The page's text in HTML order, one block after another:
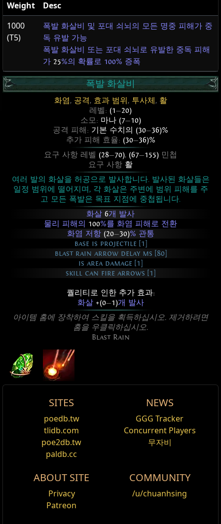
Weight
Desc
1000
(T5)
폭발 화살비 및 포대 쇠뇌의 모든 명중 피해가 중
독 유발 가능
폭발 화살비 또는 포대 쇠뇌로 유발한 중독 피해
가 25%의 확률로 100% 증폭
폭발 화살비
화염, 공격, 효과 범위 , 투사체 , 활
레벨: (1—20)
소모: 마나 (7—10)
공격 피해: 기본 수치의 (30—36)%
추가 피해 효율: (30—36)%
요구 사항 레벨 (28—70), (67—155) 민첩
요구 사항 활
여러 발의 화살을 허공으로 발사합니다. 발사된 화살들은
일정 범위에 떨어지며, 각 화살은 주변에 범위 피해를 주
고 모든 폭발은 목표 지점에 중첩됩니다.
화살 6개 발사
물리 피해의 100%를 화염 피해로 전환
화염 저항 (20—30)% 관통
base is projectile [1]
blast rain arrow delay ms [80]
is area damage [1]
skill can fire arrows [1]
퀄리티로 인한 추가 효과:
화살 +(0—1)개 발사
아이템 홈에 장착하여 스킬을 획득하십시오. 제거하려면
홈을 우클릭하십시오.
Blast Rain
MirageArcherCanUse, Area, ProjectileSpeed,
ProjectileNumber, Totemable, Trappable, Mineable,
Triggerable, Rain
화염 피해 추가 보조
적을 명중하는 모든 스킬에 적용됩니다.
폭발 화살비 스킨,순흑
폭발 화살비에 칠흑의 이펙트를 적용합니다.
Damage% 생명력%
Spectre
크레이틴의 보초
오크의 저격수
오크의 수호병
Blast Rain
Blast Rainis a bow attack that fires an arrow into
explosions over an area.
SITES
poedb.tw
tlidb.com
poe2db.tw
paldb.cc
NEWS
GGG Tracker
Concurrent Players
무자비
ABOUT SITE
Privacy
Patreon
COMMUNITY
/u/chuanhsing